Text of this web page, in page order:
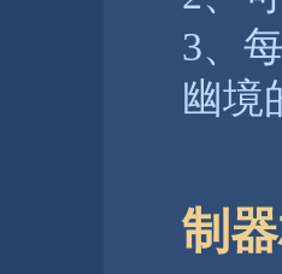
3、
幽境
制